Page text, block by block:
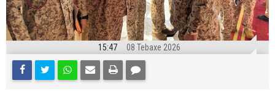
15:47 08 Tebaxe 2026